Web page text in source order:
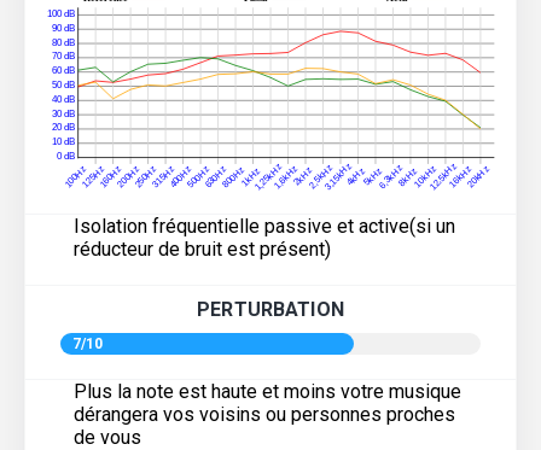
Isolation fréquentielle passive et active(si un
réducteur de bruit est présent)
PERTURBATION
7/10
Plus la note est haute et moins votre musique
dérangera vos voisins ou personnes proches
de vous